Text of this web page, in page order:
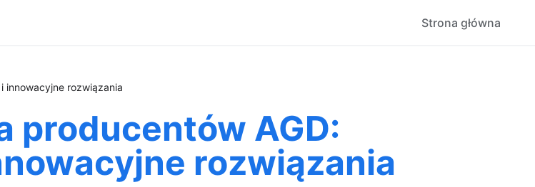
Strona główna
innowacyjne rozwiązania
producentów AGD:
rozwiązania